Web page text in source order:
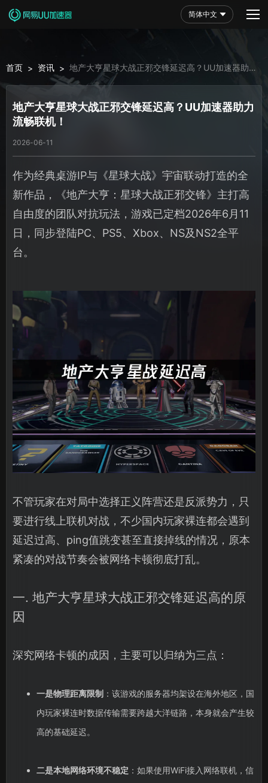
简体中文
首页 > 资讯 > 地产大亨星球大战正邪交锋延迟高？UU加速器助力
流畅联机！
地产大亨星球大战正邪交锋延迟高？UU加速器助力
流畅联机！
2026-06-11
作为经典桌游IP与《星球大战》宇宙联动打造的全
新作品，《地产大亨：星球大战正邪交锋》主打高
自由度的团队对抗玩法，游戏已定档2026年6月11
日，同步登陆PC、PS5、Xbox、NS及NS2全平
台。
不管玩家在对局中选择正义阵营还是反派势力，只
要进行线上联机对战，不少国内玩家裸连都会遇到
延迟过高、ping值跳变甚至直接掉线的情况，原本
紧凑的对战节奏会被网络卡顿彻底打乱。
一. 地产大亨星球大战正邪交锋延迟高的原
因
深究网络卡顿的成因，主要可以归纳为三点：
一是物理距离限制 ：该游戏的服务器均架设在海外地区，国
内玩家裸连时数据传输需要跨越大洋链路，本身就会产生较
高的基础延迟。
二是本地网络环境不稳定 ：如果使用WiFi接入网络联机，信